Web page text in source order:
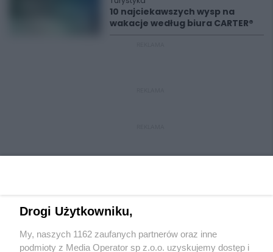
10 najciekawszych wysp na
wakacje według biura CARTER®
Wydawca mediówlokalnych
Drogi Użytkowniku,
My, naszych 1162 zaufanych partnerów oraz inne
podmioty z Media Operator sp z.o.o. uzyskujemy dostęp i